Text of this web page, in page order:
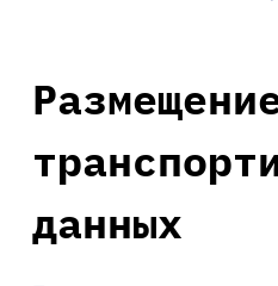
данных